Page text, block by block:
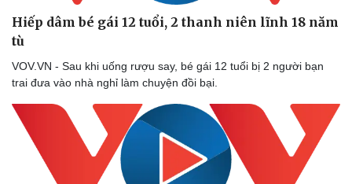
Hiếp dâm bé gái 12 tuổi, 2 thanh niên lĩnh 18 năm
tù
VOV.VN - Sau khi uống rượu say, bé gái 12 tuổi bị 2 người bạn
trai đưa vào nhà nghỉ làm chuyện đồi bại.